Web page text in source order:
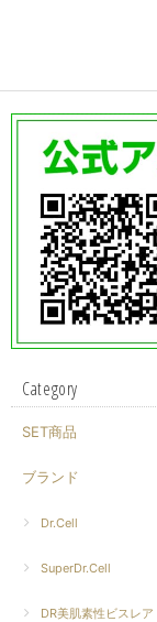
Category
SET商品
ブランド
Dr.Cell
SuperDr.Cell
DR美肌素性ビスレア